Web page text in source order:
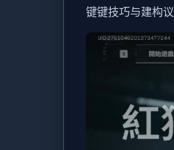
键键技巧与建构议